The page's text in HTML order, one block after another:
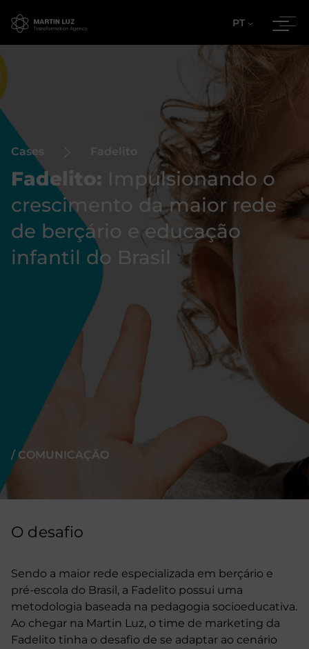
PT
Cases
Fadelito:
Impulsionando o
crescimento da maior rede
de berçário e educação
infantil do Brasil
/ COMUNICAÇÃO
O desafio
Sendo a maior rede especializada em berçário e
pré-escola do Brasil, a Fadelito possui uma
metodologia baseada na pedagogia socioeducativa.
Ao chegar na Martin Luz, o time de marketing da
Fadelito tinha o desafio de se adaptar ao cenário